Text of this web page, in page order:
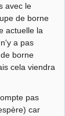
avec le
de borne
actuelle la
a pas
borne
cela viendra
pas
car